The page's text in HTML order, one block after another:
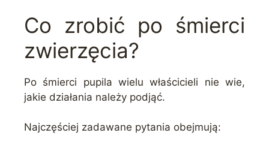
Co zrobić po śmierci
zwierzęcia?
Po śmierci pupila wielu właścicieli nie wie,
jakie działania należy podjąć.
Najczęściej zadawane pytania obejmują: